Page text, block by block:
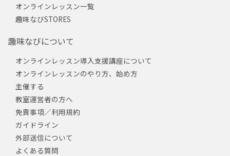
オンラインレッスン一覧
趣味なびSTORES
趣味なびについて
オンラインレッスン導入支援講座について
オンラインレッスンのやり方、始め方
主催する
教室運営者の方へ
免責事項／利用規約
ガイドライン
外部送信について
よくある質問